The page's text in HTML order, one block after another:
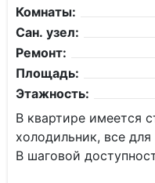
Комнаты:
Сан. узел:
Ремонт:
Площадь:
Этажность:
В квартире имеется
холодильник, все
В шаговой